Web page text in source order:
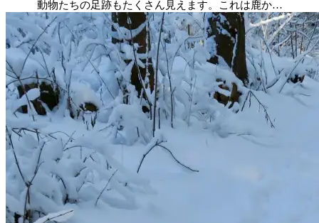
動物たちの足跡もたくさん見えます。これは鹿か…